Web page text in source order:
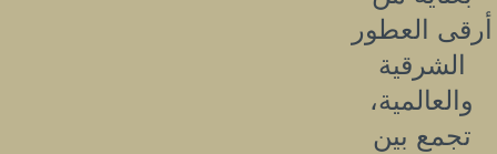
أرقى العطور
الشرقية
والعالمية،
تجمع بين